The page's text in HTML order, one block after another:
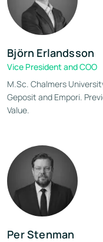
Björn Erlandsson
Vice President and COO
M.Sc. Chalmers
Geposit and Empori.
Value.
Per Stenman